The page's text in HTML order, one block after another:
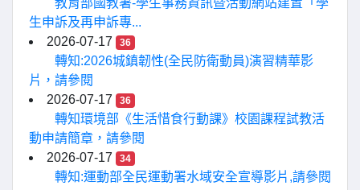
教育部國教署-學生事務資訊暨活動網站建置「學
生申訴及再申訴專...
2026-07-17
36
轉知:2026城鎮韌性(全民防衛動員)演習精華影
片，請參閱
2026-07-17
36
轉知環境部《生活惜食行動課》校園課程試教活
動申請簡章，請參閱
2026-07-17
34
轉知:運動部全民運動署水域安全宣導影片,請參閱